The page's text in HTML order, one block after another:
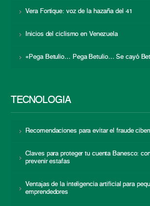
Vera Fortique: voz de la hazaña del 41
Inicios del ciclismo en Venezuela
«Pega Betulio… Pega Betulio… Se cayó
TECNOLOGÍA
Recomendaciones para evitar el fraude
Claves para proteger tu cuenta Banesco:
prevenir estafas
Ventajas de la inteligencia artificial para
emprendedores